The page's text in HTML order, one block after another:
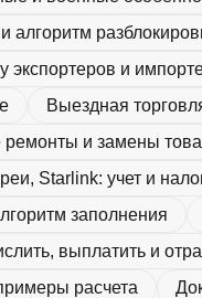
алгоритм
экспортеров и
Выездная
ремонты и замены
Starlink: учет и
заполнения
выплатить и
расчета